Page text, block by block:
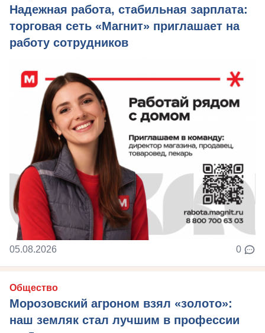
Надежная работа, стабильная зарплата:
торговая сеть «Магнит» приглашает на
работу сотрудников
05.08.2026 0
Общество
Морозовский агроном взял «золото»:
наш земляк стал лучшим в профессии